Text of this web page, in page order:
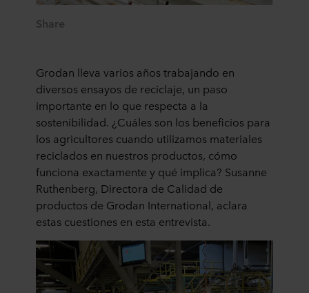
Share
Grodan lleva varios años trabajando en
diversos ensayos de reciclaje, un paso
importante en lo que respecta a la
sostenibilidad. ¿Cuáles son los beneficios para
los agricultores cuando utilizamos materiales
reciclados en nuestros productos, cómo
funciona exactamente y qué implica? Susanne
Ruthenberg, Directora de Calidad de
productos de Grodan International, aclara
estas cuestiones en esta entrevista.